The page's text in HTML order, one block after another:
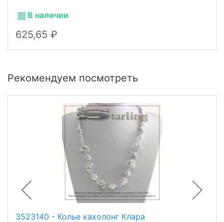
В наличии
625,65
Рекомендуем посмотреть
3523140 - Колье кахолонг Клара